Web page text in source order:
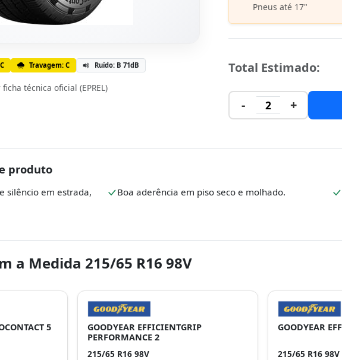
Travagem: C Ruído: B 71dB
ficha técnica oficial (EPREL)
Pneus até 17"
Total Estimado:
- 2 +
produto
silêncio em estrada,
Boa aderência em piso seco e molhado.
a Medida 215/65 R16 98V
5
GOODYEAR EFFICIENTGRIP
PERFORMANCE 2
215/65 R16 98V
GOODYEAR
215/65 R16 98V